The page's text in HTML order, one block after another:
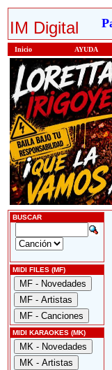
IM Digital
Inicio AYUDA
BUSCAR
MIDI FILES (MF)
MIDI KARAOKES (MK)